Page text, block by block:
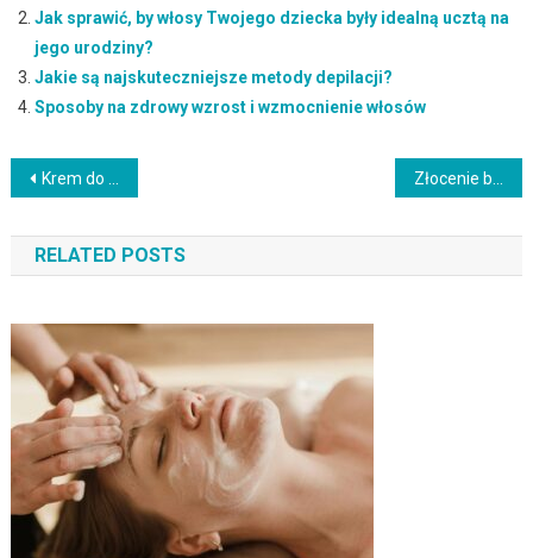
Jak sprawić, by włosy Twojego dziecka były idealną ucztą na
jego urodziny?
Jakie są najskuteczniejsze metody depilacji?
Sposoby na zdrowy wzrost i wzmocnienie włosów
Nawigacja
wpisu
Krem do twarzy w ciąży – pielęgnacja i bezpieczne składniki Złocenie bezmatrycowe – nowoczesna technologia w opakowaniach
RELATED POSTS